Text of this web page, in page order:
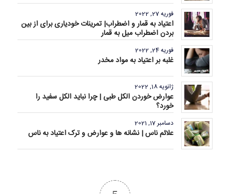
فوریه 27, 2022
اعتیاد به قمار و اضطراب| تمرینات خودیاری برای از بین
بردن اضطراب میل به قمار
فوریه 24, 2022
غلبه بر اعتیاد به مواد مخدر
ژانویه 18, 2022
عوارض خوردن الکل طبی | چرا نباید الکل سفید را
خورد؟
دسامبر 17, 2021
علائم ناس | نشانه ها و عوارض و ترک اعتیاد به ناس